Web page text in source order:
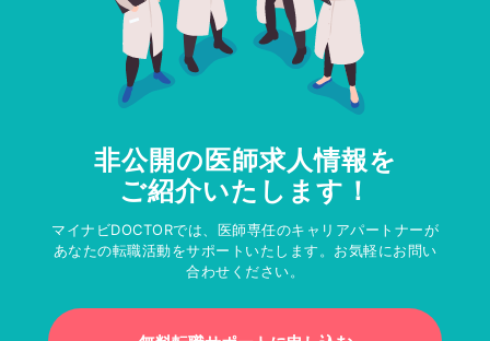
非公開の医師求人情報を
ご紹介いたします！
マイナビDOCTORでは、医師専任のキャリアパートナーが
あなたの転職活動をサポートいたします。お気軽にお問い
合わせください。